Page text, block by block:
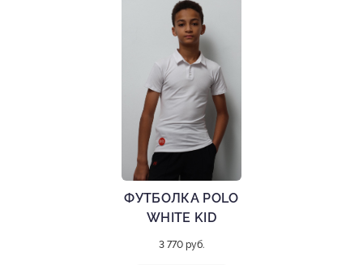
ФУТБОЛКА POLO
WHITE KID
3 770 руб.